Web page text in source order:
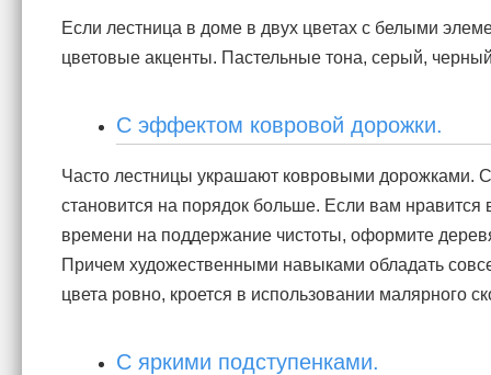
Если лестница в доме в двух цветах с белыми
цветовые акценты. Пастельные тона, серый,
С эффектом ковровой дорожки.
Часто лестницы украшают ковровыми дорожками.
становится на порядок больше. Если вам
времени на поддержание чистоты, оформите
Причем художественными навыками обладать
цвета ровно, кроется в использовании малярного
С яркими подступенками.